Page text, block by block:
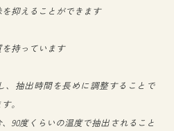
抑えることができます
持っています
、抽出時間を長めに調整することで
。
90度くらいの温度で抽出されること